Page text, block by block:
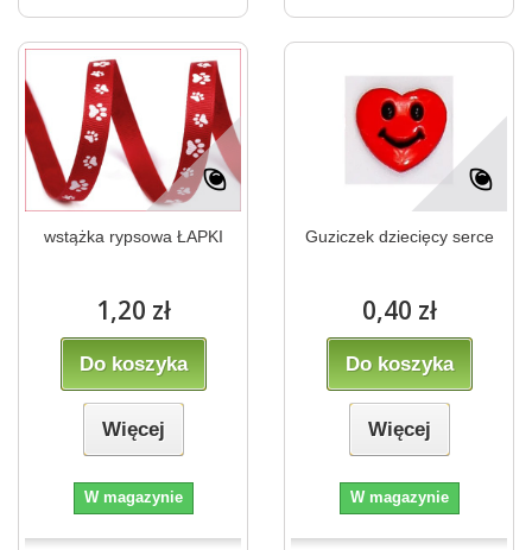
wstążka rypsowa ŁAPKI
1,20 zł
Do koszyka
Więcej
W magazynie
Guziczek dziecięcy serce
0,40 zł
Do koszyka
Więcej
W magazynie